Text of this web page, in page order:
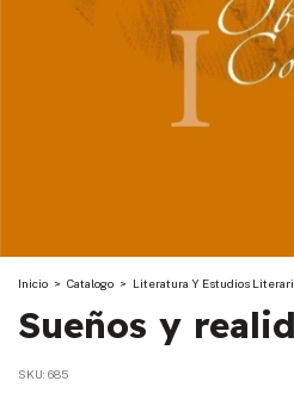
Inicio > Catalogo > Literatura Y Estudios
Sueños y
SKU: 685